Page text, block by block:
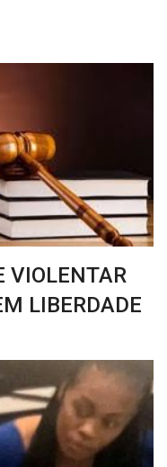
VIOLENTAR
LIBERDADE